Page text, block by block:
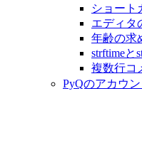
ショート
エディタ
年齢の求
strftimeと
複数行コ
PyQのアカウ